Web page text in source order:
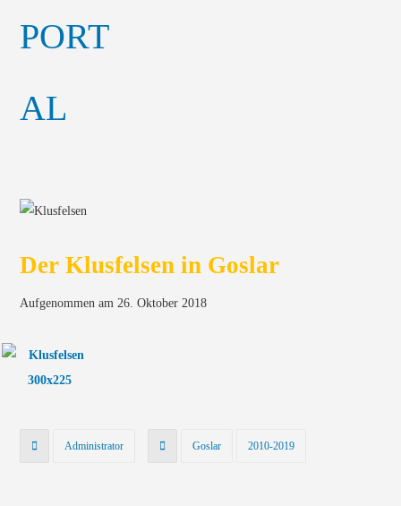
Der Klusfelsen in Goslar
Aufgenommen am 26. Oktober 2018
Administrator Goslar 2010-2019